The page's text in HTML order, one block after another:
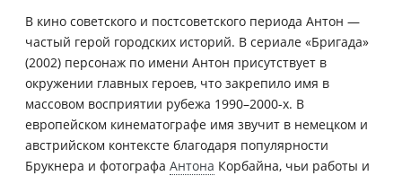
В кино советского и постсоветского периода Антон —
частый герой городских историй. В сериале «Бригада»
(2002) персонаж по имени Антон присутствует в
окружении главных героев, что закрепило имя в
массовом восприятии рубежа 1990–2000-х. В
европейском кинематографе имя звучит в немецком и
австрийском контексте благодаря популярности
Брукнера и фотографа Антона Корбайна, чьи работы и